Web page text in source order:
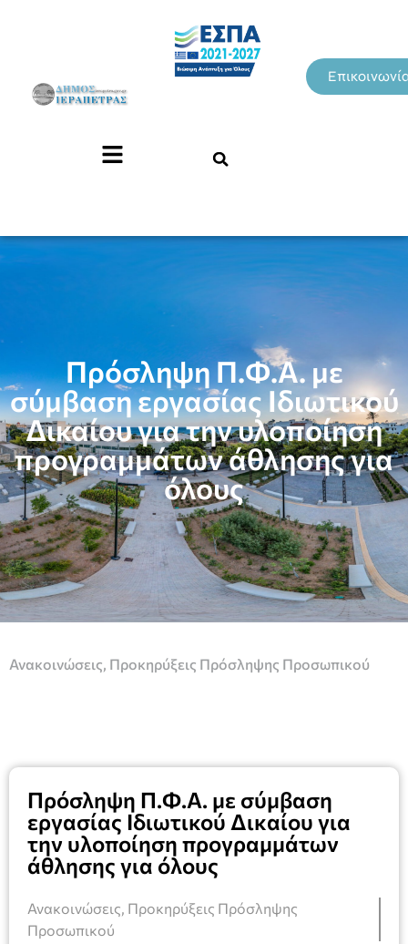
Πρόσληψη Π.Φ.Α. με
σύμβαση εργασίας Ιδιωτικού
Δικαίου για την υλοποίηση
προγραμμάτων άθλησης για
όλους
Ανακοινώσεις Προκηρύξεις Πρόσληψης Προσωπικού
Πρόσληψη Π.Φ.Α. με σύμβαση
εργασίας Ιδιωτικού Δικαίου για
την υλοποίηση προγραμμάτων
άθλησης για όλους
Ανακοινώσεις Προκηρύξεις Πρόσληψης
Προσωπικού